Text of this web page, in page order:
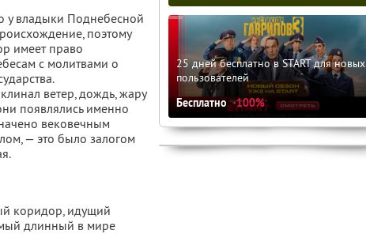
у владыки Поднебесной
поэтому
имеет право
с молитвами о
ветер, дождь, жару
появлялись именно
вековечным
— это было залогом
коридор, идущий
длинный в мире
25 дней бесплатно в START для новых
пользователей
Бесплатно -100%